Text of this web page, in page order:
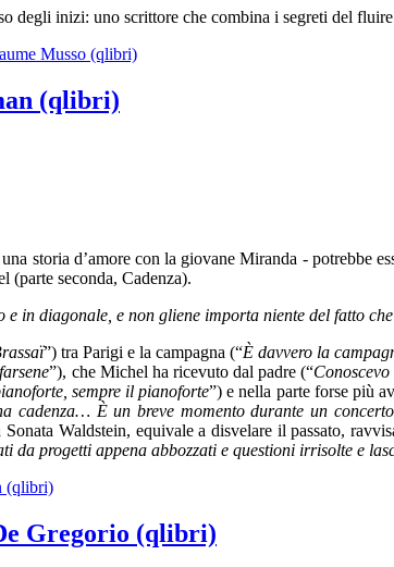
degli inizi: uno scrittore che combina i segreti del
Musso (qlibri)
(qlibri)
storia d’amore con la giovane Miranda - potrebbe
(parte seconda, Cadenza).
e in diagonale, e non gliene importa niente del fatto
”) tra Parigi e la campagna (“È davvero la
”), che Michel ha ricevuto dal padre (“
sempre il pianoforte”) e nella parte forse più
cadenza… È un breve momento durante un
Waldstein, equivale a disvelare il passato,
progetti appena abbozzati e questioni irrisolte e
(qlibri)
Gregorio (qlibri)